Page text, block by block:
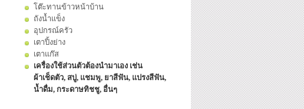
โต๊ะทานข้าวหน้าบ้าน
ถังน้ำแข็ง
อุปกรณ์ครัว
เตาปิ้งย่าง
เตาแก๊ส
เครื่องใช้ส่วนตัวต้องนำมาเอง เช่น
ผ้าเช็ดตัว, สบู่, แชมพู, ยาสีฟัน, แปรงสีฟัน,
น้ำดื่ม, กระดาษทิชชู, อื่นๆ